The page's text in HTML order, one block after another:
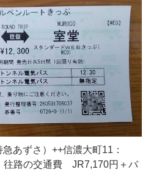
あずさ）++信濃大町11：
路の交通費 JR7,170円＋バ